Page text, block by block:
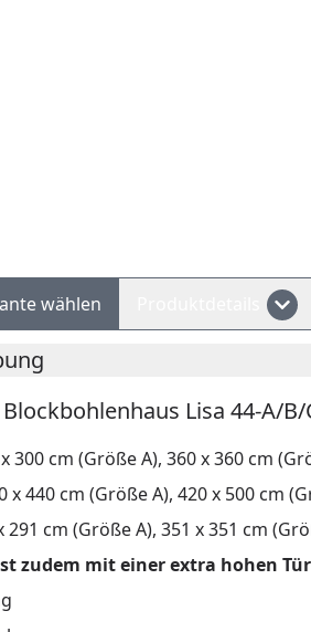
wählen
Lisa 44-A/
300 cm (Größe A), 360 x 360 cm
x 440 cm (Größe A), 420 x 500 cm
cm (Größe A), 351 x 351 cm
zudem mit einer extra hohen